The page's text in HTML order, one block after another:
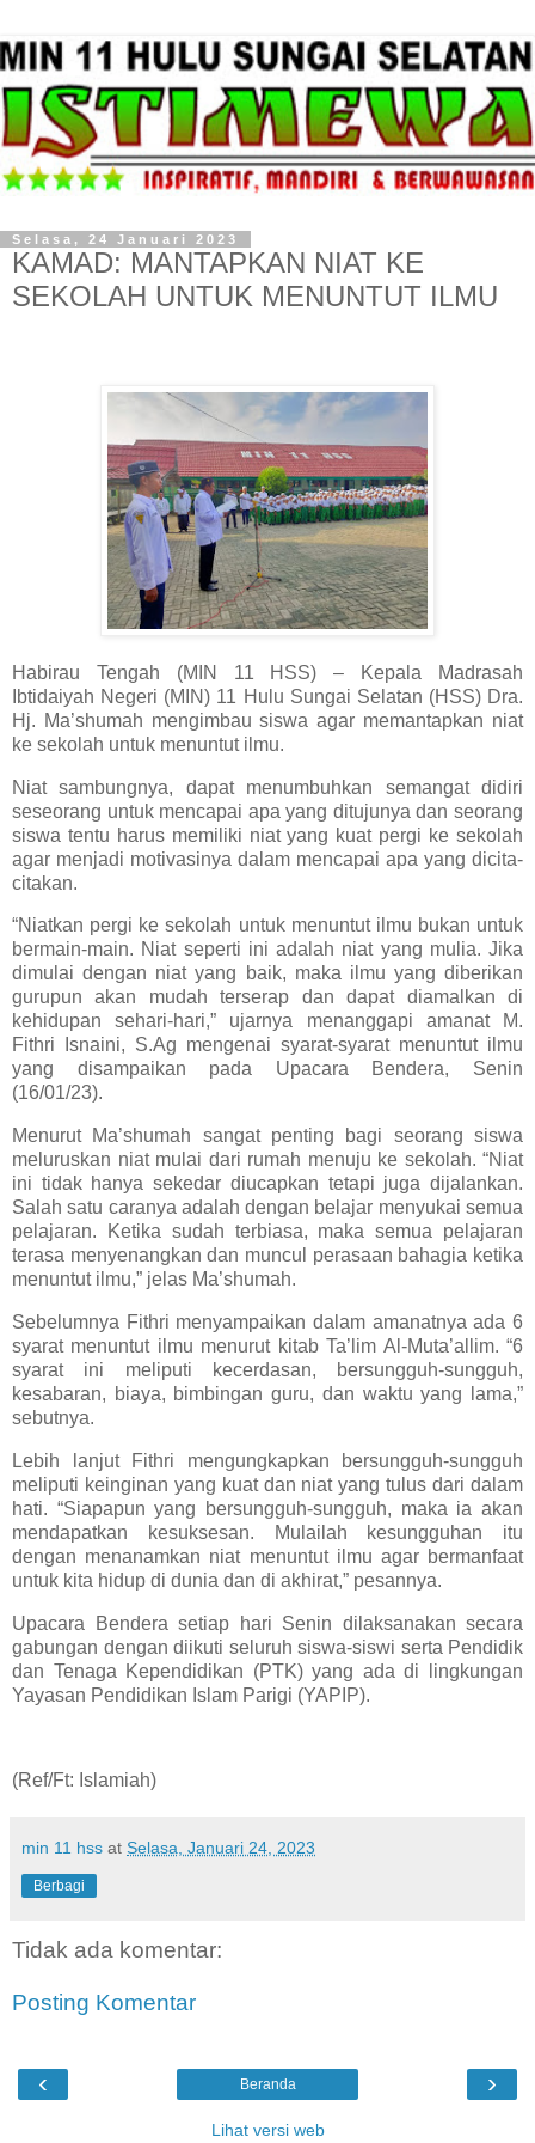
Selasa, 24 Januari 2023
KAMAD: MANTAPKAN NIAT KE
SEKOLAH UNTUK MENUNTUT ILMU
Habirau Tengah (MIN 11 HSS) – Kepala Madrasah
Ibtidaiyah Negeri (MIN) 11 Hulu Sungai Selatan (HSS) Dra.
Hj. Ma’shumah mengimbau siswa agar memantapkan niat
ke sekolah untuk menuntut ilmu.
Niat sambungnya, dapat menumbuhkan semangat didiri
seseorang untuk mencapai apa yang ditujunya dan seorang
siswa tentu harus memiliki niat yang kuat pergi ke sekolah
agar menjadi motivasinya dalam mencapai apa yang dicita-
citakan.
“Niatkan pergi ke sekolah untuk menuntut ilmu bukan untuk
bermain-main. Niat seperti ini adalah niat yang mulia. Jika
dimulai dengan niat yang baik, maka ilmu yang diberikan
gurupun akan mudah terserap dan dapat diamalkan di
kehidupan sehari-hari,” ujarnya menanggapi amanat M.
Fithri Isnaini, S.Ag mengenai syarat-syarat menuntut ilmu
yang disampaikan pada Upacara Bendera, Senin
(16/01/23).
Menurut Ma’shumah sangat penting bagi seorang siswa
meluruskan niat mulai dari rumah menuju ke sekolah. “Niat
ini tidak hanya sekedar diucapkan tetapi juga dijalankan.
Salah satu caranya adalah dengan belajar menyukai semua
pelajaran. Ketika sudah terbiasa, maka semua pelajaran
terasa menyenangkan dan muncul perasaan bahagia ketika
menuntut ilmu,” jelas Ma’shumah.
Sebelumnya Fithri menyampaikan dalam amanatnya ada 6
syarat menuntut ilmu menurut kitab Ta’lim Al-Muta’allim. “6
syarat ini meliputi kecerdasan, bersungguh-sungguh,
kesabaran, biaya, bimbingan guru, dan waktu yang lama,”
sebutnya.
Lebih lanjut
Fithri mengungkapkan bersungguh-sungguh
meliputi keinginan yang kuat dan niat yang tulus dari dalam
hati. “Siapapun yang bersungguh-sungguh, maka ia akan
mendapatkan kesuksesan. Mulailah kesungguhan itu
dengan menanamkan niat menuntut ilmu agar bermanfaat
untuk kita hidup di dunia dan di akhirat,” pesannya.
Upacara Bendera setiap hari Senin dilaksanakan secara
gabungan dengan diikuti seluruh siswa-siswi serta Pendidik
dan Tenaga Kependidikan (PTK) yang ada di lingkungan
Yayasan Pendidikan Islam Parigi (YAPIP).
(Ref/Ft: Islamiah)
min 11 hss at Selasa, Januari 24, 2023
Berbagi
Tidak ada komentar:
Posting Komentar
‹ ›
Beranda
Lihat versi web